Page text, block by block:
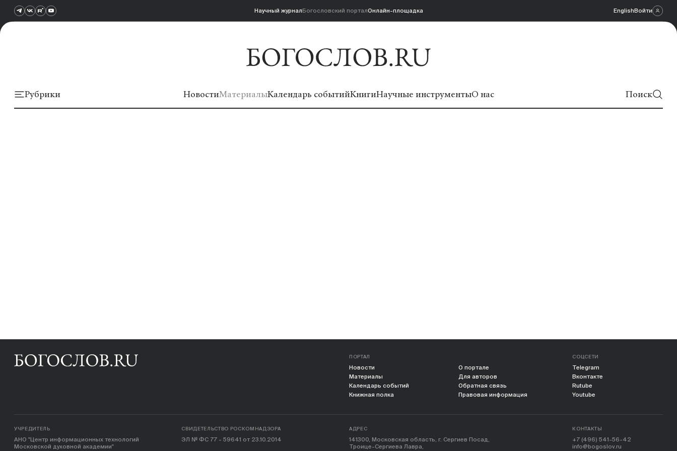
Научный журналБогословский порталОнлайн-площадка EnglishВойти
Рубрики НовостиМатериалыКалендарь событийКнигиНаучные инструментыО нас Поиск
ПОРТАЛ
Новости
Материалы
Календарь событий
Книжная полка
О портале
Для авторов
Обратная связь
Правовая информация
СОЦСЕТИ
Telegram
Вконтакте
Rutube
Youtube
УЧРЕДИТЕЛЬ
АНО "Центр информационных технологий
Московской духовной академии"
СВИДЕТЕЛЬСТВО РОСКОМНАДЗОРА
ЭЛ № ФС 77 - 59641 от 23.10.2014
АДРЕС
141300, Московская область, г. Сергиев Посад,
Троице-Сергиева Лавра,
КОНТАКТЫ
+7 (496) 541-56-42
info@bogoslov.ru